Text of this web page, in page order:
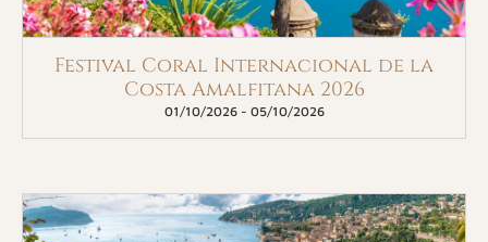
Festival Coral Internacional de la
Costa Amalfitana 2026
01/10/2026- 05/10/2026